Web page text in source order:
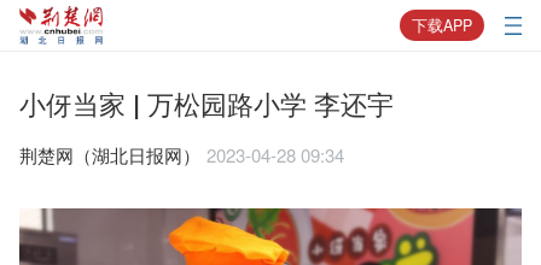
下载APP
小伢当家 | 万松园路小学 李还宇
荆楚网（湖北日报网） 2023-04-28 09:34